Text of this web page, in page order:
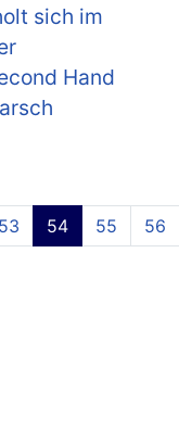
sich im
Hand
53 54 55 56